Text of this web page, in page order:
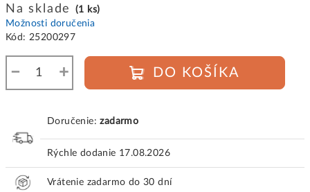
Jednotková
cena:
Na sklade
(1 ks)
Možnosti doručenia
Kód: 25200297
+
− DO KOŠÍKA
Doručenie:zadarmo
Rýchle dodanie 17.08.2026
Vrátenie zadarmo do 30 dní